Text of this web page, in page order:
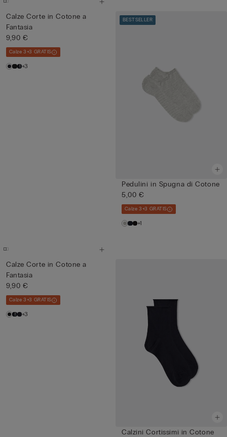
Calze Corte in Cotone a
Fantasia
9,90 €
Calze 3+3 GRATIS
+3
BESTSELLER
Pedulini in Spugna di Cotone
5,00 €
Calze 3+3 GRATIS
+1
Calze Corte in Cotone a
Fantasia
9,90 €
Calze 3+3 GRATIS
+3
Calzini Cortissimi in Cotone